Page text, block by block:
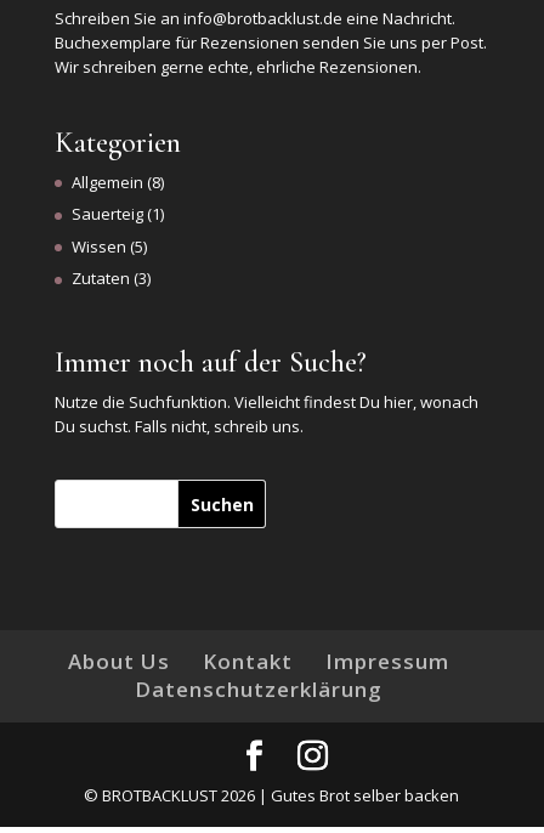
Schreiben Sie an info@brotbacklust.de eine Nachricht.
Buchexemplare für Rezensionen senden Sie uns per Post.
Wir schreiben gerne echte, ehrliche Rezensionen.
Kategorien
Allgemein (8)
Sauerteig(1)
Wissen (5)
Zutaten (3)
Immer noch auf der Suche?
Nutze die Suchfunktion. Vielleicht findest Du hier, wonach
Du suchst. Falls nicht, schreib uns.
Suchen
About Us Kontakt
Impressum
Datenschutzerklärung
© BROTBACKLUST 2026 | Gutes Brot selber backen